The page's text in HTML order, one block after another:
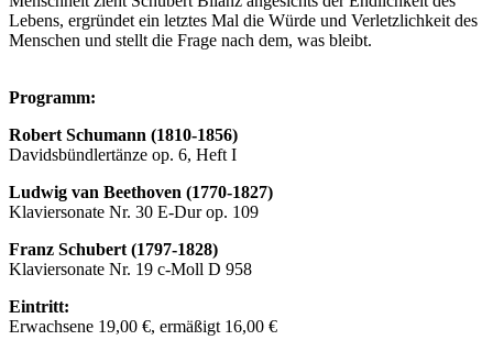
Lebens, ergründet ein letztes Mal die Würde und Verletzlichkeit des
Menschen und stellt die Frage nach dem, was bleibt.
Programm:
Robert Schumann (1810-1856)
Davidsbündlertänze op. 6, Heft I
Ludwig van Beethoven (1770-1827)
Klaviersonate Nr. 30 E-Dur op. 109
Franz Schubert (1797-1828)
Klaviersonate Nr. 19 c-Moll D 958
Eintritt:
Erwachsene 19,00 €, ermäßigt 16,00 €